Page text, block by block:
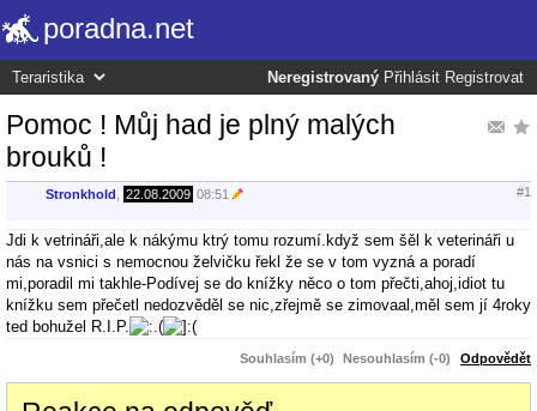
poradna.net
Neregistrovaný Přihlásit Registrovat
Pomoc ! Můj had je plný malých
brouků !
Stronkhold 22.08.2009 08:51 #1
Jdi k vetrináři,ale k nákýmu ktrý tomu rozumí.když sem šěl k veterináři u
nás na vsnici s nemocnou želvičku řekl že se v tom vyzná a poradí
mi,poradil mi takhle-Podívej se do knížky něco o tom přečti,ahoj,idiot tu
knížku sem přečetl nedozvěděl se nic,zřejmě se zimovaal,měl sem jí 4roky
ted bohužel R.I.P.
Souhlasím (+0) Nesouhlasím (-0) Odpovědět